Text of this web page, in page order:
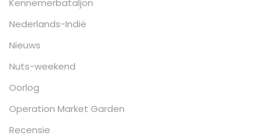
Kennemerbataljon
Nederlands-Indië
Nieuws
Nuts-weekend
Oorlog
Operation Market Garden
Recensie